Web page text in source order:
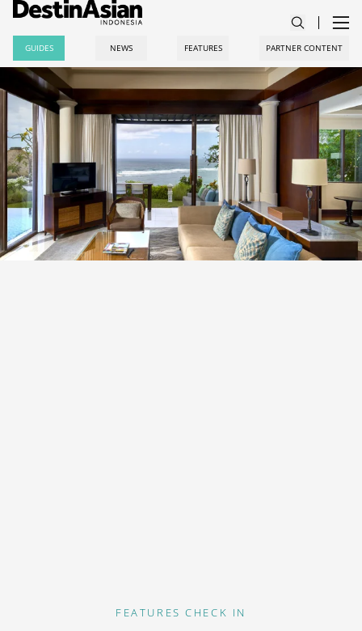
GUIDES NEWS FEATURES PARTNER CONTENT
FEATURES CHECK IN